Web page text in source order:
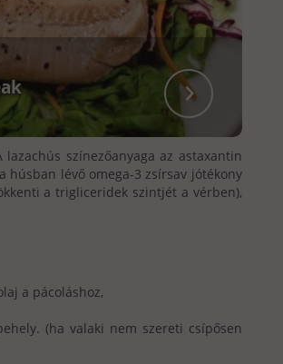
színezőanyaga az astaxantin
lévő omega-3 zsírsav jótékony
a trigliceridek szintjét a vérben),
a pácoláshoz,
(ha valaki nem szereti csípősen